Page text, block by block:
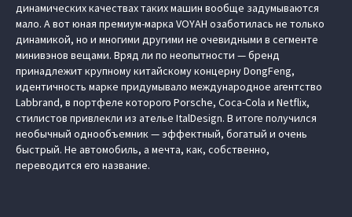
динамических качествах таких машин вообще задумываются
мало. А вот юная премиум-марка VOYAH озаботилась не только
динамикой, но и многими другими не очевидными в сегменте
минивэнов вещами. Вряд ли по неопытности — бренд
принадлежит крупному китайскому концерну DongFeng,
идентичность марке придумывало международное агентство
Labbrand, в портфеле которого Porsche, Coca-Cola и Netflix,
стилистов привлекли из ателье ItalDesign. В итоге получился
необычный однообъемник — эффектный, богатый и очень
быстрый. Не автомобиль, а мечта, как, собственно,
переводится его название.